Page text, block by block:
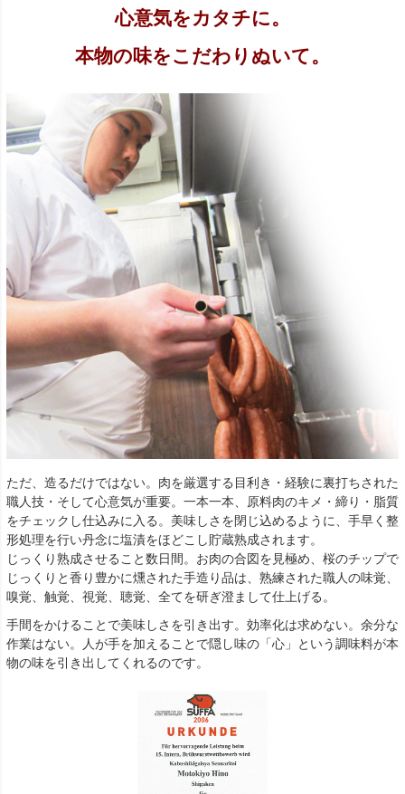
心意気をカタチに。
本物の味をこだわりぬいて。
ただ、造るだけではない。肉を厳選する目利き・経験に裏打ちされた
職人技・そして心意気が重要。一本一本、原料肉のキメ・締り・脂質
をチェックし仕込みに入る。美味しさを閉じ込めるように、手早く整
形処理を行い丹念に塩漬をほどこし貯蔵熟成されます。
じっくり熟成させること数日間。お肉の合図を見極め、桜のチップで
じっくりと香り豊かに燻された手造り品は、熟練された職人の味覚、
嗅覚、触覚、視覚、聴覚、全てを研ぎ澄まして仕上げる。
手間をかけることで美味しさを引き出す。効率化は求めない。余分な
作業はない。人が手を加えることで隠し味の「心」という調味料が本
物の味を引き出してくれるのです。